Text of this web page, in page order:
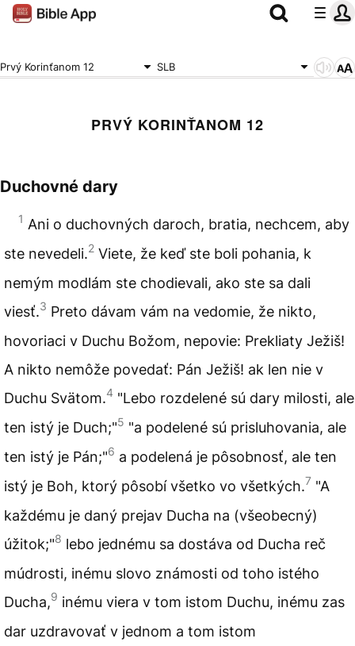
Prvý Korinťanom 12 SLB
PRVÝ KORINŤANOM 12
Duchovné dary
1 Ani o duchovných daroch, bratia, nechcem, aby
ste nevedeli.2 Viete, že keď ste boli pohania, k
nemým modlám ste chodievali, ako ste sa dali
viesť.3 Preto dávam vám na vedomie, že nikto,
hovoriaci v Duchu Božom, nepovie: Prekliaty Ježiš!
A nikto nemôže povedať: Pán Ježiš! ak len nie v
Duchu Svätom.4 "Lebo rozdelené sú dary milosti, ale
ten istý je Duch;"5 "a podelené sú prisluhovania, ale
ten istý je Pán;"6 a podelená je pôsobnosť, ale ten
istý je Boh, ktorý pôsobí všetko vo všetkých.7 "A
každému je daný prejav Ducha na (všeobecný)
úžitok;"8 lebo jednému sa dostáva od Ducha reč
múdrosti, inému slovo známosti od toho istého
Ducha,9 inému viera v tom istom Duchu, inému zas
dar uzdravovať v jednom a tom istom